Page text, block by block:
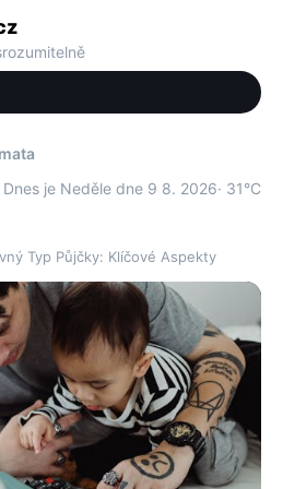
Dnes je Neděle dne 9 8. 2026· 31°C
Typ Půjčky: Klíčové Aspekty